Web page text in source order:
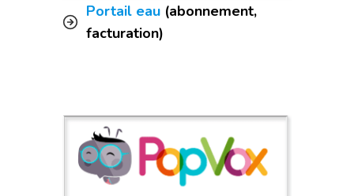
Portail eau (abonnement,
facturation)